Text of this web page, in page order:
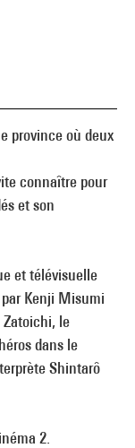
province où deux
connaître pour
et son
et télévisuelle
Kenji Misumi
Zatoichi, le
dans le
Shintarô
2.